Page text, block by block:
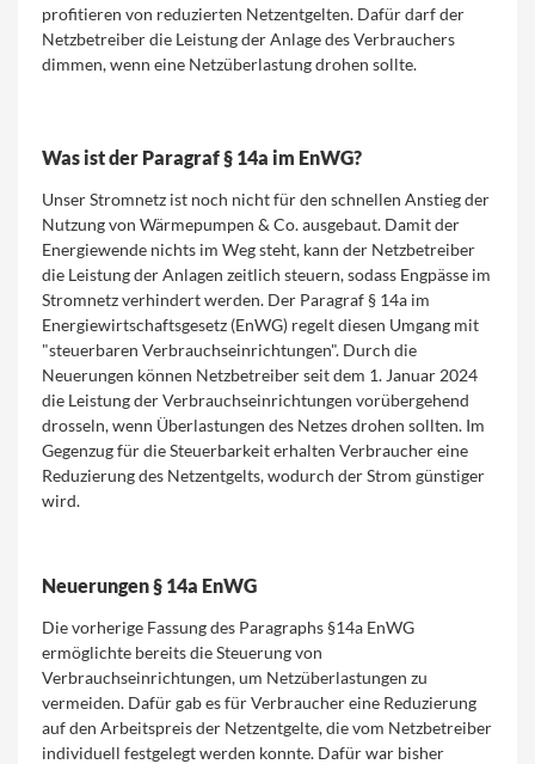
profitieren von reduzierten Netzentgelten. Dafür darf der
Netzbetreiber die Leistung der Anlage des Verbrauchers
dimmen, wenn eine Netzüberlastung drohen sollte.
Was ist der Paragraf § 14a im EnWG?
Unser Stromnetz ist noch nicht für den schnellen Anstieg der
Nutzung von Wärmepumpen & Co. ausgebaut. Damit der
Energiewende nichts im Weg steht, kann der Netzbetreiber
die Leistung der Anlagen zeitlich steuern, sodass Engpässe im
Stromnetz verhindert werden. Der Paragraf § 14a im
Energiewirtschaftsgesetz (EnWG) regelt diesen Umgang mit
"steuerbaren Verbrauchseinrichtungen". Durch die
Neuerungen können Netzbetreiber seit dem 1. Januar 2024
die Leistung der Verbrauchseinrichtungen vorübergehend
drosseln, wenn Überlastungen des Netzes drohen sollten. Im
Gegenzug für die Steuerbarkeit erhalten Verbraucher eine
Reduzierung des Netzentgelts, wodurch der Strom günstiger
wird.
Neuerungen § 14a EnWG
Die vorherige Fassung des Paragraphs §14a EnWG
ermöglichte bereits die Steuerung von
Verbrauchseinrichtungen, um Netzüberlastungen zu
vermeiden. Dafür gab es für Verbraucher eine Reduzierung
auf den Arbeitspreis der Netzentgelte, die vom Netzbetreiber
individuell festgelegt werden konnte. Dafür war bisher